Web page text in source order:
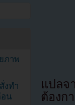
แปล
ต้องก
ภาพ
งทำ
อน